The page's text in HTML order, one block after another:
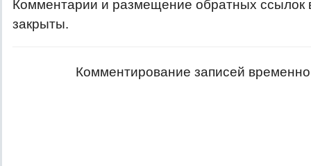
закрыты.
Комментирование записей